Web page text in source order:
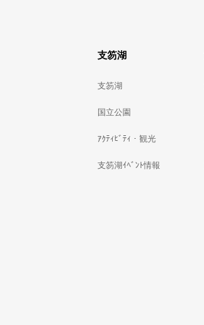
支笏湖
支笏湖
国立公園
ｱｸﾃｨﾋﾞﾃｨ・観光
支笏湖ｲﾍﾞﾝﾄ情報